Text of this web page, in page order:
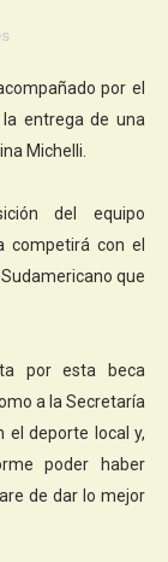
por el
entrega de una
Michelli.
del equipo
competirá con el
que
por esta beca
a la Secretaría
el deporte local y,
poder haber
de dar lo mejor